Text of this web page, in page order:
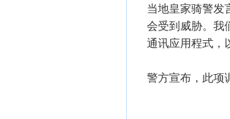
当地皇家骑警发
会受到威胁。我
通讯应用程式，
警方宣布，此项